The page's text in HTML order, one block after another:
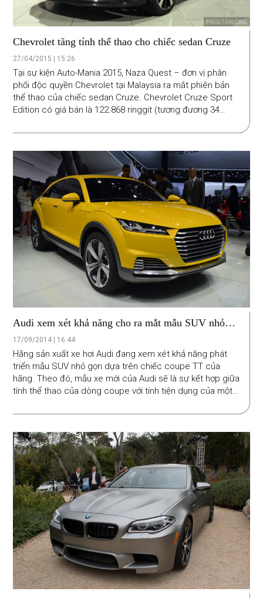
Chevrolet tăng tính thể thao cho chiếc sedan Cruze
27/04/2015 | 15:26
Tại sự kiện Auto-Mania 2015, Naza Quest – đơn vị phân
phối độc quyền Chevrolet tại Malaysia ra mắt phiên bản
thể thao của chiếc sedan Cruze. Chevrolet Cruze Sport
Edition có giá bán là 122.868 ringgit (tương đương 34
Audi xem xét khả năng cho ra mắt mẫu SUV nhỏ
gọn
17/09/2014 | 16:44
Hãng sản xuất xe hơi Audi đang xem xét khả năng phát
triển mẫu SUV nhỏ gọn dựa trên chiếc coupe TT của
hãng. Theo đó, mẫu xe mới của Audi sẽ là sự kết hợp giữa
tính thể thao của dòng coupe với tính tiện dụng của một
kế hoạch tăng từ 49 mẫu hiện nay lên 60 trong trung hạn.